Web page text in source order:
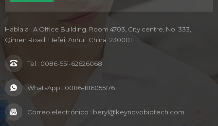
Habla a : A Office Building, Room 4703, City centre, No. 333,
Qimen Road, Hefei, Anhui. China. 230001
Tel : 0086-551-62626068
WhatsApp : 0086-18605517611
Correo electrónico : beryl@keynovobiotech.com